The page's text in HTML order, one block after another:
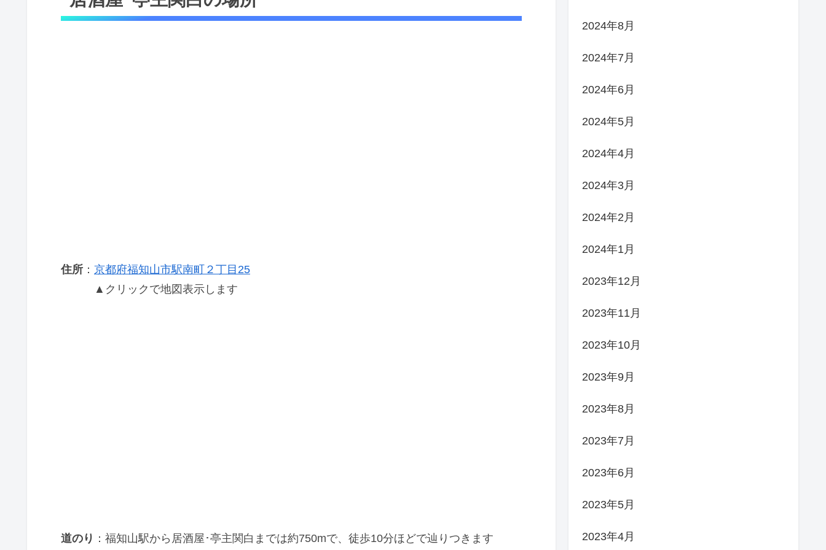
住所 ： 京都府福知山市駅南町２丁目25
▲クリックで地図表示します
道のり ：福知山駅から居酒屋･亭主関白までは約750mで、徒歩10分ほどで辿りつきます
2024年8月
2024年7月
2024年6月
2024年5月
2024年4月
2024年3月
2024年2月
2024年1月
2023年12月
2023年11月
2023年10月
2023年9月
2023年8月
2023年7月
2023年6月
2023年5月
2023年4月